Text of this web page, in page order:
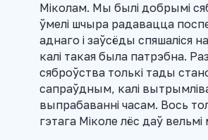
Міколам. Мы былі добрымі
ўмелі шчыра радавацца
аднаго і заўсёды спяшаліся
калі такая была патрэбна.
сяброўства толькі тады
сапраўдным, калі
выпрабаванні часам. Вось
гэтага Міколе лёс даў вельмі